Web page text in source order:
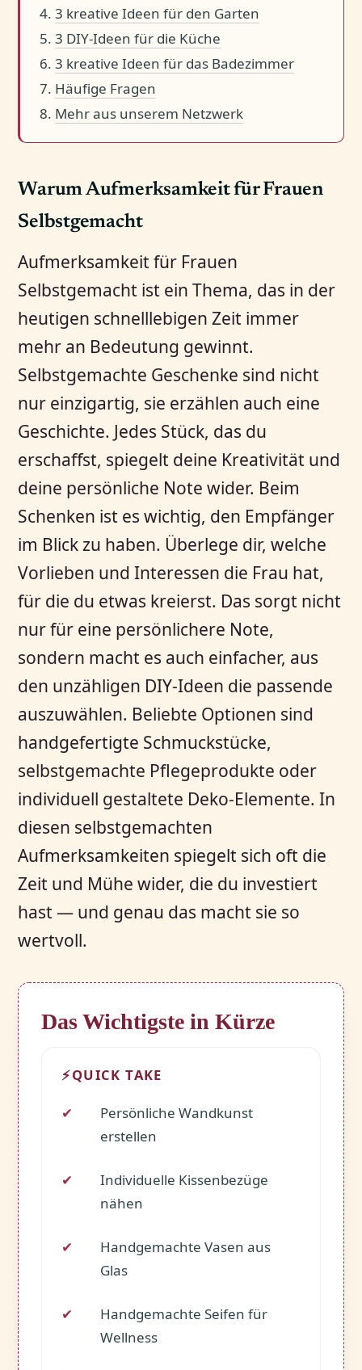
3 kreative Ideen für den Garten
3 DIY-Ideen für die Küche
3 kreative Ideen für das Badezimmer
Häufige Fragen
Mehr aus unserem Netzwerk
Warum Aufmerksamkeit für Frauen
Selbstgemacht
Aufmerksamkeit für Frauen
Selbstgemacht ist ein Thema, das in der
heutigen schnelllebigen Zeit immer
mehr an Bedeutung gewinnt.
Selbstgemachte Geschenke sind nicht
nur einzigartig, sie erzählen auch eine
Geschichte. Jedes Stück, das du
erschaffst, spiegelt deine Kreativität und
deine persönliche Note wider. Beim
Schenken ist es wichtig, den Empfänger
im Blick zu haben. Überlege dir, welche
Vorlieben und Interessen die Frau hat,
für die du etwas kreierst. Das sorgt nicht
nur für eine persönlichere Note,
sondern macht es auch einfacher, aus
den unzähligen DIY-Ideen die passende
auszuwählen. Beliebte Optionen sind
handgefertigte Schmuckstücke,
selbstgemachte Pflegeprodukte oder
individuell gestaltete Deko-Elemente. In
diesen selbstgemachten
Aufmerksamkeiten spiegelt sich oft die
Zeit und Mühe wider, die du investiert
hast — und genau das macht sie so
wertvoll.
Das Wichtigste in Kürze
⚡QUICK TAKE
Persönliche Wandkunst
erstellen
Individuelle Kissenbezüge
nähen
Handgemachte Vasen aus
Glas
Handgemachte Seifen für
Wellness